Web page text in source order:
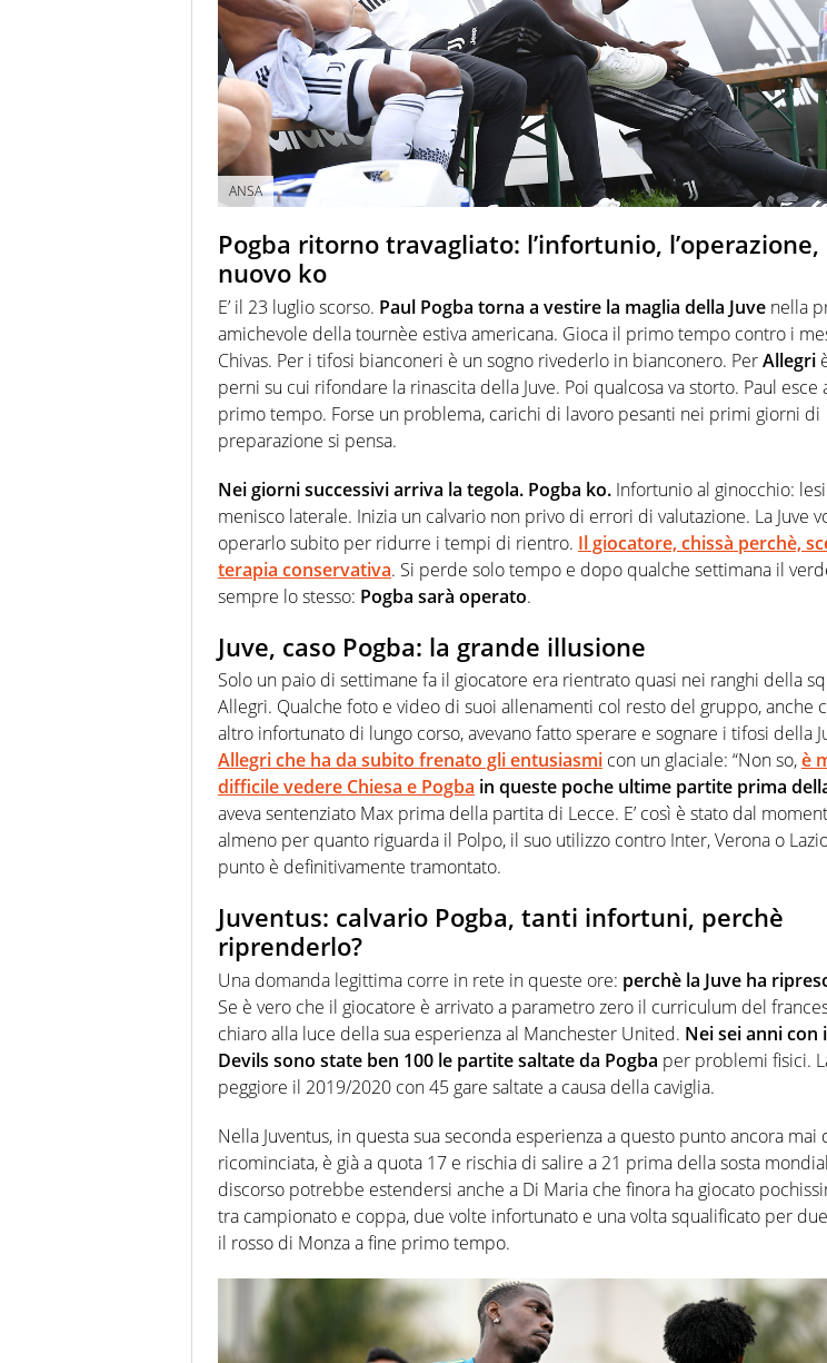
ANSA
Pogba ritorno travagliato: l’infortunio, l’operazione,
nuovo ko
E’ il 23 luglio scorso. Paul Pogba torna a vestire la maglia della Juve nella
amichevole della tournèe estiva americana. Gioca il primo tempo contro i
Chivas. Per i tifosi bianconeri è un sogno rivederlo in bianconero. PerAllegri
perni su cui rifondare la rinascita della Juve. Poi qualcosa va storto. Paul esce
primo tempo. Forse un problema, carichi di lavoro pesanti nei primi giorni di
preparazione si pensa.
Nei giorni successivi arriva la tegola. Pogba ko. Infortunio al ginocchio:
menisco laterale. Inizia un calvario non privo di errori di valutazione. La Juve
operarlo subito per ridurre i tempi di rientro. Il giocatore, chissà perchè,
terapia conservativa. Si perde solo tempo e dopo qualche settimana il
sempre lo stesso: Pogba sarà operato.
Juve, caso Pogba: la grande illusione
Solo un paio di settimane fa il giocatore era rientrato quasi nei ranghi della
Allegri. Qualche foto e video di suoi allenamenti col resto del gruppo, anche
altro infortunato di lungo corso, avevano fatto sperare e sognare i tifosi della
Allegriche ha da subito frenato gli entusiasmi con un glaciale: “Non so,è
difficile vedere Chiesa e Pogba in queste poche ultime partite prima
aveva sentenziato Max prima della partita di Lecce. E’ così è stato dal
almeno per quanto riguarda il Polpo, il suo utilizzo contro Inter, Verona o
punto è definitivamente tramontato.
Juventus: calvario Pogba, tanti infortuni, perchè
riprenderlo?
Una domanda legittima corre in rete in queste ore: perchè la Juve ha
Se è vero che il giocatore è arrivato a parametro zero il curriculum del
chiaro alla luce della sua esperienza al Manchester United. Nei sei anni con
Devils sono state ben 100 le partite saltate da Pogba per problemi fisici.
peggiore il 2019/2020 con 45 gare saltate a causa della caviglia.
Nella Juventus, in questa sua seconda esperienza a questo punto ancora mai
ricominciata, è già a quota 17 e rischia di salire a 21 prima della sosta
discorso potrebbe estendersi anche a Di Maria che finora ha giocato
tra campionato e coppa, due volte infortunato e una volta squalificato per
il rosso di Monza a fine primo tempo.